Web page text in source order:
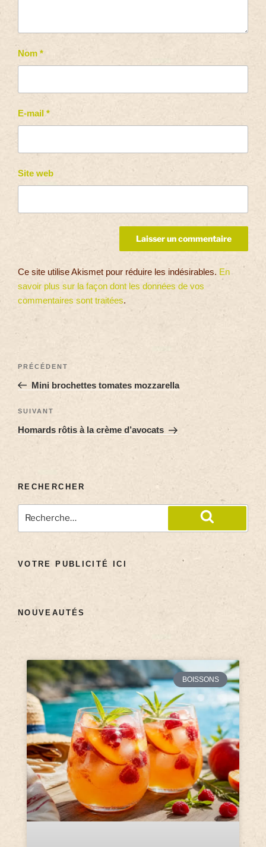
Nom *
E-mail *
Site web
Ce site utilise Akismet pour réduire les indésirables. En
savoir plus sur la façon dont les données de vos
commentaires sont traitées.
PRÉCÉDENT
Mini brochettes tomates mozzarella
SUIVANT
Homards rôtis à la crème d’avocats
RECHERCHER
VOTRE PUBLICITÉ ICI
NOUVEAUTÉS
BOISSONS